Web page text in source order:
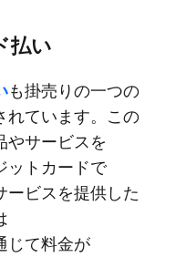
払い
も​掛売りの​一つの​
れています。​この​
や​サービスを​
ットカードで​
ービスを​提供した​
じて​料金が​